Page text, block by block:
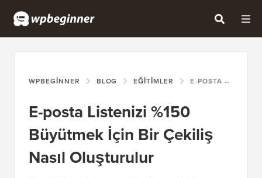
WPBEGINNER BLOG EĞITIMLER E-POSTA LISTENIZI %150 BÜYÜTMEK İÇIN BIR ÇEKILIŞ NASIL OLUŞTURULUR
E-posta Listenizi %150
Büyütmek İçin Bir Çekiliş
Nasıl Oluşturulur